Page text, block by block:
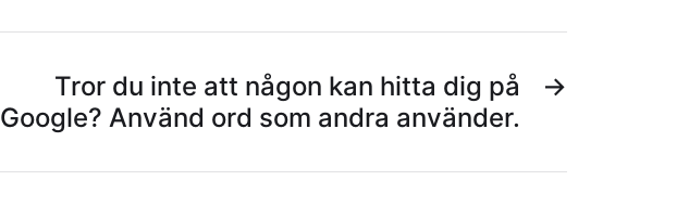
→
Tror du inte att någon kan hitta dig på
Google? Använd ord som andra använder.